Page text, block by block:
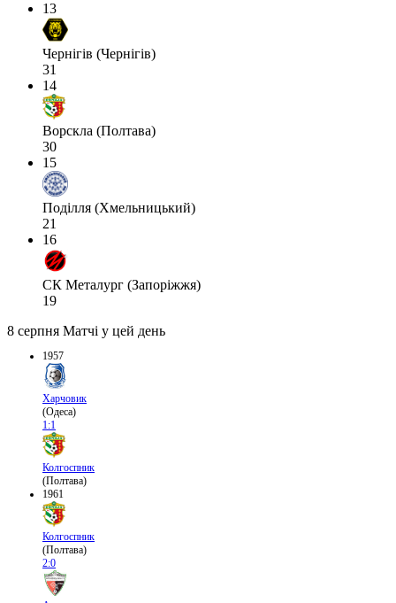
13
Чернігів (Чернігів)
31
14
Ворскла (Полтава)
30
15
Поділля (Хмельницький)
21
16
СК Металург (Запоріжжя)
19
8 серпня Матчі у цей день
1957
Харчовик
(Одеса)
1:1
Колгоспник
(Полтава)
1961
Колгоспник
(Полтава)
2:0